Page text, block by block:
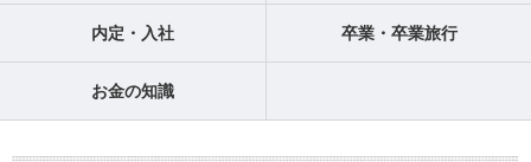
内定・入社 卒業・卒業旅行
お金の知識